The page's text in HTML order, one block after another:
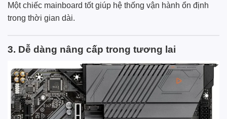
Một chiếc mainboard tốt giúp hệ thống vận hành ổn định
trong thời gian dài.
3. Dễ dàng nâng cấp trong tương lai